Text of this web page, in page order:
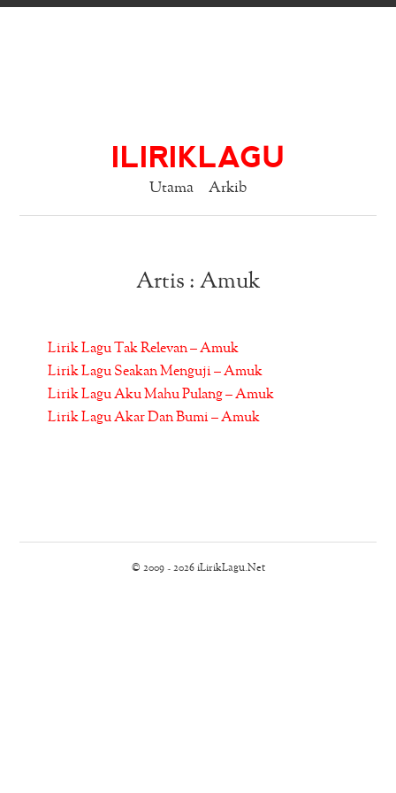
ILIRIKLAGU
Utama Arkib
Artis : Amuk
Lirik Lagu Tak Relevan – Amuk
Lirik Lagu Seakan Menguji – Amuk
Lirik Lagu Aku Mahu Pulang – Amuk
Lirik Lagu Akar Dan Bumi – Amuk
© 2009 - 2026 iLirikLagu.Net